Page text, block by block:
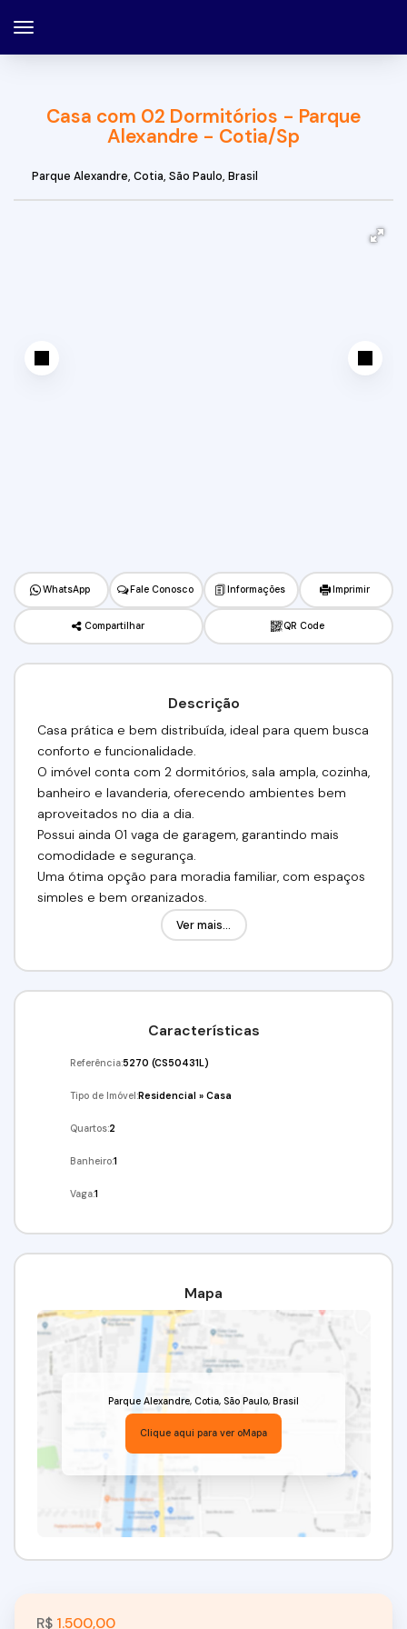
Casa com 02 Dormitórios - Parque
Alexandre - Cotia/Sp
Parque Alexandre, Cotia, São Paulo, Brasil
WhatsApp Fale Conosco Informações Imprimir
Compartilhar QR Code
Descrição
Casa prática e bem distribuída, ideal para quem busca
conforto e funcionalidade.
O imóvel conta com 2 dormitórios, sala ampla, cozinha,
banheiro e lavanderia, oferecendo ambientes bem
aproveitados no dia a dia.
Possui ainda 01 vaga de garagem, garantindo mais
comodidade e segurança.
Uma ótima opção para moradia familiar, com espaços
simples e bem organizados.
Valor de locação:R$1.500,00
comprovar renda equivalente a três vezes o valor do
Venha conferir!!! Agende já a sua visita!
(11) 97417-8061 // (11) 98211-2565
CRECI: 34.726-J
Ver mais...
Características
Referência:5270 (CS50431L)
Tipo de Imóvel:Residencial »Casa
Quartos:2
Banheiro:1
Vaga:1
Mapa
Parque Alexandre, Cotia, São Paulo, Brasil
Clique aqui para ver oMapa
R$ 1.500,00